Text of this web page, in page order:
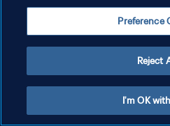
AJUSTAR LA CONFIGURACIÓN DE LAS
Preference
Reject
I'm OK